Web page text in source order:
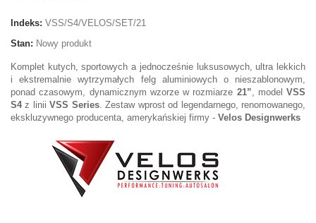
Indeks: VSS/S4/VELOS/SET/21
Stan: Nowy produkt
Komplet kutych, sportowych a jednocześnie luksusowych, ultra lekkich
i ekstremalnie wytrzymałych felg aluminiowych o nieszablonowym,
ponad czasowym, dynamicznym wzorze w rozmiarze 21”, model VSS
S4z liniiVSS Series. Zestaw wprost od legendarnego, renomowanego,
ekskluzywnego producenta, amerykańskiej firmy - Velos Designwerks